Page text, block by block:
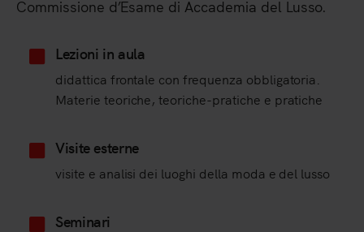
Commissione d’Esame di Accademia del Lusso.
Lezioni in aula
didattica frontale con frequenza obbligatoria.
Materie teoriche, teoriche-pratiche e pratiche
Visite esterne
visite e analisi dei luoghi della moda e del lusso
Seminari